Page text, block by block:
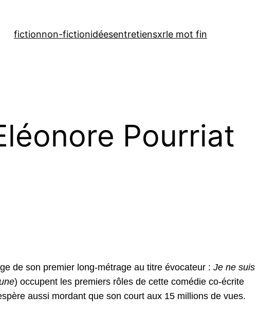
fictionnon-fictionidéesentretiensxrle mot fin
Pourriat
de son premier long-métrage au titre évocateur : Je ne suis
) occupent les premiers rôles de cette comédie co-écrite
aussi mordant que son court aux 15 millions de vues.